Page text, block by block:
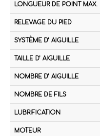
LONGUEUR DE POINT MAX.
RELEVAGE DU PIED
SYSTÈME D’ AIGUILLE
TAILLE D’ AIGUILLE
NOMBRE D’ AIGUILLE
NOMBRE DE FILS
LUBRIFICATION
MOTEUR